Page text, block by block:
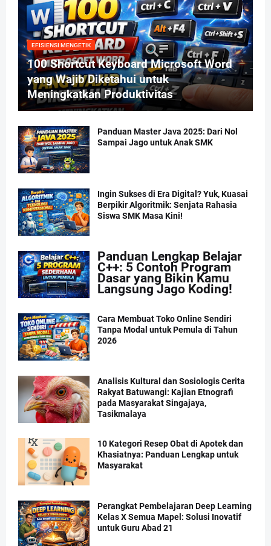
EFISIENSI MENGETIK
100 Shortcut Keyboard Microsoft Word
yang Wajib Diketahui untuk
Meningkatkan Produktivitas
Panduan Master Java 2025: Dari Nol
Sampai Jago untuk Anak SMK
Ingin Sukses di Era Digital? Yuk, Kuasai
Berpikir Algoritmik: Senjata Rahasia
Siswa SMK Masa Kini!
Panduan Lengkap Belajar
C++: 5 Contoh Program
Dasar yang Bikin Kamu
Langsung Jago Koding!
Cara Membuat Toko Online Sendiri
Tanpa Modal untuk Pemula di Tahun
2026
Analisis Kultural dan Sosiologis Cerita
Rakyat Batuwangi: Kajian Etnografi
pada Masyarakat Singajaya,
Tasikmalaya
10 Kategori Resep Obat di Apotek dan
Khasiatnya: Panduan Lengkap untuk
Masyarakat
Perangkat Pembelajaran Deep Learning
Kelas X Semua Mapel: Solusi Inovatif
untuk Guru Abad 21